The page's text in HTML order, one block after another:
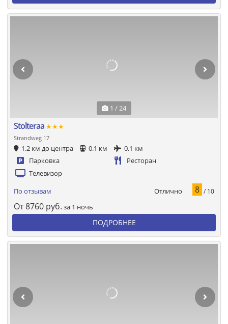
1 / 24
Stolteraa ★★★
Strandweg 17
1.2 км до центра 0.1 км
0.1 км
Парковка
Ресторан
Телевизор
По отзывам Отлично 8 / 10
От8760 руб. за 1 ночь
ПОДРОБНЕЕ